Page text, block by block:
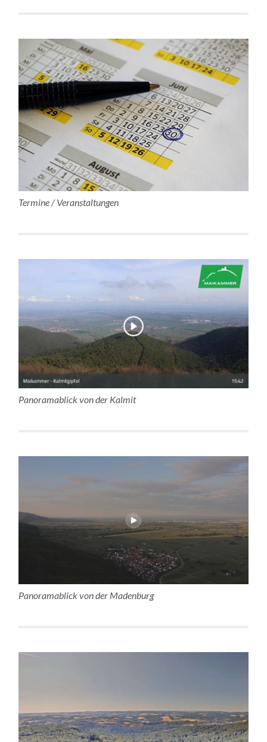
Termine / Veranstaltungen
Panoramablick von der Kalmit
Panoramablick von der Madenburg